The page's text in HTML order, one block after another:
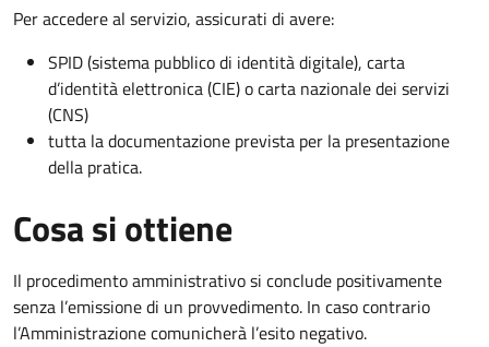
Per accedere al servizio, assicurati di avere:
SPID (sistema pubblico di identità digitale), carta
d’identità elettronica (CIE) o carta nazionale dei servizi
(CNS)
tutta la documentazione prevista per la presentazione
della pratica.
Cosa si ottiene
Il procedimento amministrativo si conclude positivamente
senza l’emissione di un provvedimento. In caso contrario
l’Amministrazione comunicherà l’esito negativo.